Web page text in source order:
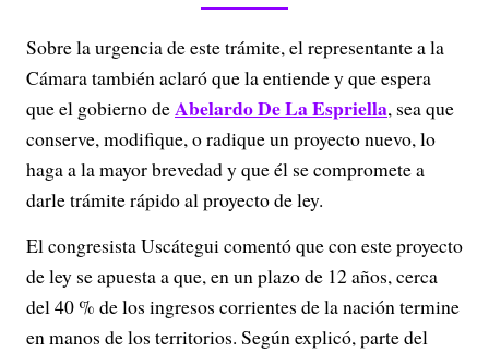
Sobre la urgencia de este trámite, el representante a la
Cámara también aclaró que la entiende y que espera
que el gobierno deAbelardo De La Espriella, sea que
conserve, modifique, o radique un proyecto nuevo, lo
haga a la mayor brevedad y que él se compromete a
darle trámite rápido al proyecto de ley.
El congresista Uscátegui comentó que con este proyecto
de ley se apuesta a que, en un plazo de 12 años, cerca
del 40 % de los ingresos corrientes de la nación termine
en manos de los territorios. Según explicó, parte del